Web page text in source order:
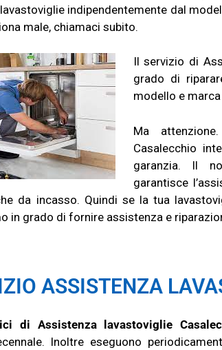
indipendentemente dal
male, chiamaci subito.
Il servizio di
grado di
modello e
Ma
Casalecchio
garanzia. Il
garantisce
da incasso. Quindi se la tua
in grado di fornire assistenza e
ASSISTENZA
di Assistenza lavastoviglie
Inoltre eseguono